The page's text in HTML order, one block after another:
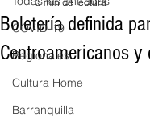
COVID-19
Regionales
Cultura Home
Barranquilla
Boletería definida
Centroamericanos y